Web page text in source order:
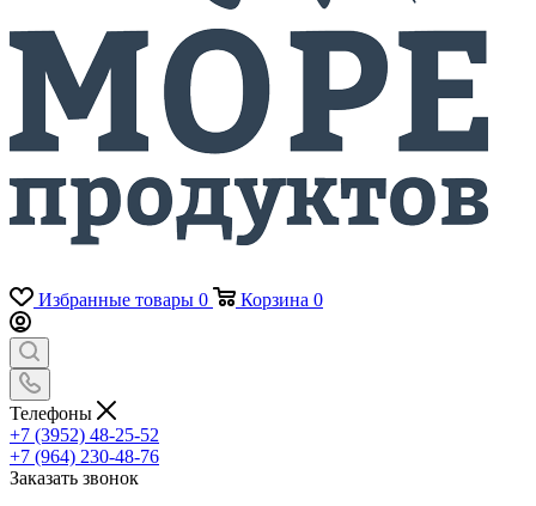
Избранные товары 0 Корзина 0
Телефоны
+7 (3952) 48-25-52
+7 (964) 230-48-76
Заказать звонок